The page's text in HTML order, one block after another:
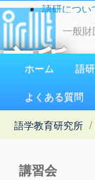
一般財
究所
語研につい
お問い合わせ
ホーム 語
よくある質問
語学教育研究所 /
講習会